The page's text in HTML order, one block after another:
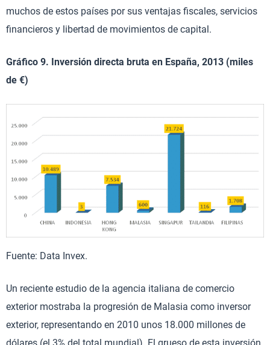
muchos de estos países por sus ventajas fiscales, servicios
financieros y libertad de movimientos de capital.
Gráfico 9. Inversión directa bruta en España, 2013 (miles
de €)
Fuente: Data Invex.
Un reciente estudio de la agencia italiana de comercio
exterior mostraba la progresión de Malasia como inversor
exterior, representando en 2010 unos 18.000 millones de